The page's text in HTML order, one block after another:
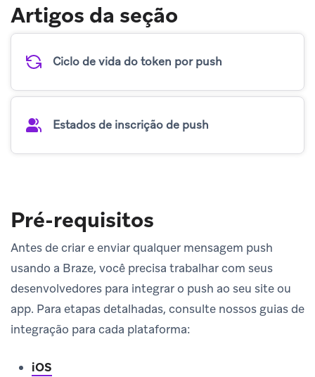
Artigos da seção
Ciclo de vida do token por push
Estados de inscrição de push
Pré-requisitos
Antes de criar e enviar qualquer mensagem push
usando a Braze, você precisa trabalhar com seus
desenvolvedores para integrar o push ao seu site ou
app. Para etapas detalhadas, consulte nossos guias de
integração para cada plataforma:
iOS